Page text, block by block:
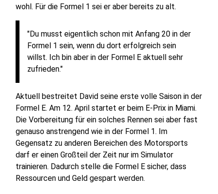
wohl. Für die Formel 1 sei er aber bereits zu alt.
"Du musst eigentlich schon mit Anfang 20 in der
Formel 1 sein, wenn du dort erfolgreich sein
willst. Ich bin aber in der Formel E aktuell sehr
zufrieden."
Aktuell bestreitet David seine erste volle Saison in der
Formel E. Am 12. April startet er beim E-Prix in Miami.
Die Vorbereitung für ein solches Rennen sei aber fast
genauso anstrengend wie in der Formel 1. Im
Gegensatz zu anderen Bereichen des Motorsports
darf er einen Großteil der Zeit nur im Simulator
trainieren. Dadurch stelle die Formel E sicher, dass
Ressourcen und Geld gespart werden.